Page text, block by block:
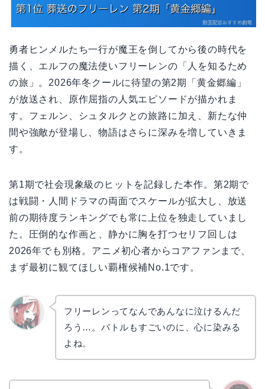
勇者ヒンメルたち一行が魔王を倒してから後の時代を
描く、エルフの魔法使いフリーレンの「人を知るため
の旅」。2026年冬クールに待望の第2期「黄金郷編」
が放送され、原作屈指の人気エピソードが描かれま
す。フェルン、シュタルクとの旅路に加え、新たな仲
間や強敵が登場し、物語はさらに深みを増していきま
す。
第1期で社会現象級のヒットを記録した本作。第2期で
は戦闘・人間ドラマの両面でスケールが拡大し、放送
前の期待度ランキングでも常に上位を独走していまし
た。圧倒的な作画と、静かに胸を打つセリフ回しは
2026年でも別格。アニメ初心者からコアファンまで、
まず最初に観てほしい覇権候補No.1です。
フリーレンってなんであんなに泣けるんだ
ろう…。バトルもすごいのに、心に染みる
よね。